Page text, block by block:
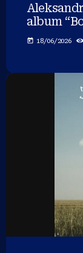
album
today 18/06/2026